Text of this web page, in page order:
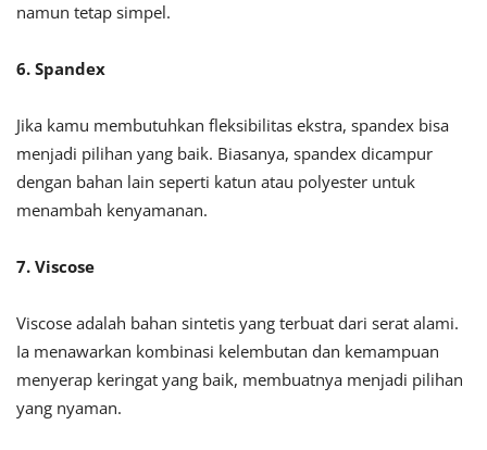
namun tetap simpel.
6. Spandex
Jika kamu membutuhkan fleksibilitas ekstra, spandex bisa
menjadi pilihan yang baik. Biasanya, spandex dicampur
dengan bahan lain seperti katun atau polyester untuk
menambah kenyamanan.
7. Viscose
Viscose adalah bahan sintetis yang terbuat dari serat alami.
Ia menawarkan kombinasi kelembutan dan kemampuan
menyerap keringat yang baik, membuatnya menjadi pilihan
yang nyaman.